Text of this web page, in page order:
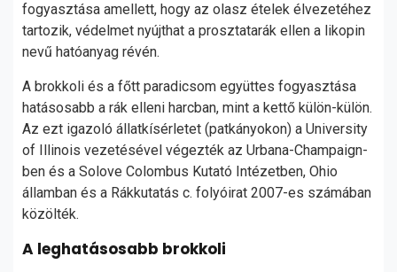
fogyasztása amellett, hogy az olasz ételek élvezetéhez
tartozik, védelmet nyújthat a prosztatarák ellen a likopin
nevű hatóanyag révén.
A brokkoli és a főtt paradicsom együttes fogyasztása
hatásosabb a rák elleni harcban, mint a kettő külön-külön.
Az ezt igazoló állatkísérletet (patkányokon) a University
of Illinois vezetésével végezték az Urbana-Champaign-
ben és a Solove Colombus Kutató Intézetben, Ohio
államban és a Rákkutatás c. folyóirat 2007-es számában
közölték.
A leghatásosabb brokkoli